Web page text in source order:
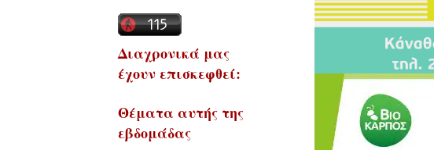
Διαχρονικά μας
έχουν επισκεφθεί:
Θέματα αυτής της
εβδομάδας